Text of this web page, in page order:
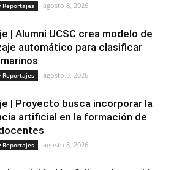
Reportajes agosto 8, 2026
| Alumni UCSC crea modelo de
automático para clasificar
Reportajes agosto 8, 2026
| Proyecto busca incorporar la
artificial en la formación de
Reportajes agosto 8, 2026